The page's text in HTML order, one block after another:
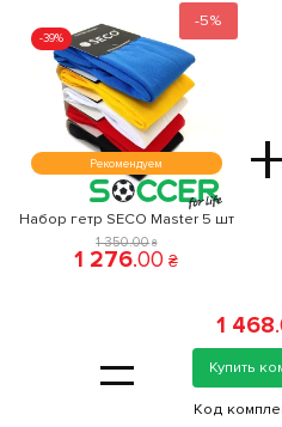
-5%
Рекомендуем
-39%
Набор гетр SECO Master 5 шт
1 350.00 ₴
1 276.00 ₴
=
1 468.
Купить
Код